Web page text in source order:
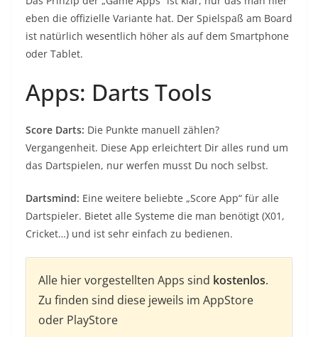
eben die offizielle Variante hat. Der Spielspaß am Board
ist natürlich wesentlich höher als auf dem Smartphone
oder Tablet.
Apps: Darts Tools
Score Darts: Die Punkte manuell zählen?
Vergangenheit. Diese App erleichtert Dir alles rund um
das Dartspielen, nur werfen musst Du noch selbst.
Dartsmind: Eine weitere beliebte „Score App“ für alle
Dartspieler. Bietet alle Systeme die man benötigt (X01,
Cricket…) und ist sehr einfach zu bedienen.
Alle hier vorgestellten Apps sind kostenlos.
Zu finden sind diese jeweils im AppStore
oder PlayStore